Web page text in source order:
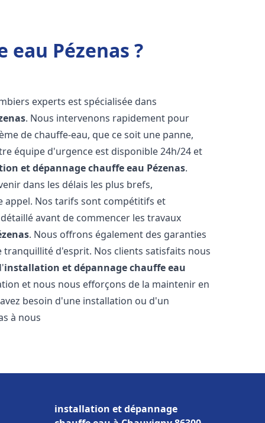
Pézenas ?
experts est spécialisée dans
. Nous intervenons rapidement pour
de chauffe-eau, que ce soit une panne,
équipe d'urgence est disponible 24h/24 et
et dépannage chauffe eau Pézenas.
dans les délais les plus brefs,
appel. Nos tarifs sont compétitifs et
avant de commencer les travaux
. Nous offrons également des garanties
d'esprit. Nos clients satisfaits nous
installation et dépannage chauffe eau
et nous nous efforçons de la maintenir en
besoin d'une installation ou d'un
à nous
installation et dépannage